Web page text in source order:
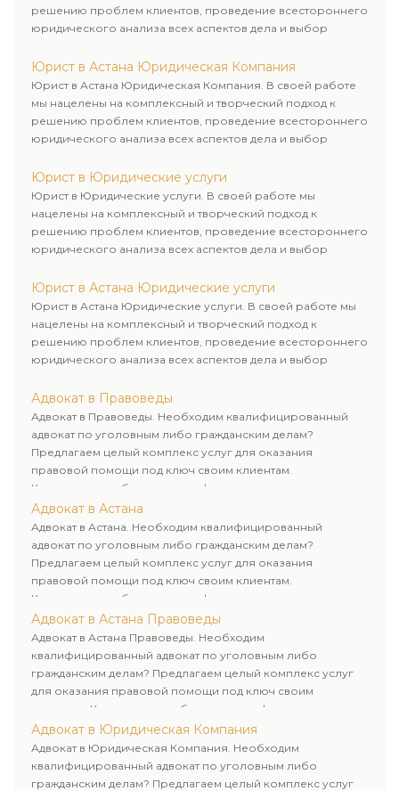
решению проблем клиентов, проведение всестороннего
юридического анализа всех аспектов дела и выбор
Юрист в Астана Юридическая Компания
Юрист в Астана Юридическая Компания. В своей работе
мы нацелены на комплексный и творческий подход к
решению проблем клиентов, проведение всестороннего
юридического анализа всех аспектов дела и выбор
Юрист в Юридические услуги
Юрист в Юридические услуги. В своей работе мы
нацелены на комплексный и творческий подход к
решению проблем клиентов, проведение всестороннего
юридического анализа всех аспектов дела и выбор
Юрист в Астана Юридические услуги
Юрист в Астана Юридические услуги. В своей работе мы
нацелены на комплексный и творческий подход к
решению проблем клиентов, проведение всестороннего
юридического анализа всех аспектов дела и выбор
Адвокат в Правоведы
Адвокат в Правоведы. Необходим квалифицированный
адвокат по уголовным либо гражданским делам?
Предлагаем целый комплекс услуг для оказания
правовой помощи под ключ своим клиентам.
Комплексное обслуживание физических и юридических
лиц. Индивидуальный подход к каждому клиенту.
Адвокат в Астана
Адвокат в Астана. Необходим квалифицированный
адвокат по уголовным либо гражданским делам?
Предлагаем целый комплекс услуг для оказания
правовой помощи под ключ своим клиентам.
Комплексное обслуживание физических и юридических
лиц. Индивидуальный подход к каждому клиенту.
Адвокат в Астана Правоведы
Адвокат в Астана Правоведы. Необходим
квалифицированный адвокат по уголовным либо
гражданским делам? Предлагаем целый комплекс услуг
для оказания правовой помощи под ключ своим
клиентам. Комплексное обслуживание физических и
юридических лиц. Индивидуальный подход к каждому
клиенту.
Адвокат в Юридическая Компания
Адвокат в Юридическая Компания. Необходим
квалифицированный адвокат по уголовным либо
гражданским делам? Предлагаем целый комплекс услуг